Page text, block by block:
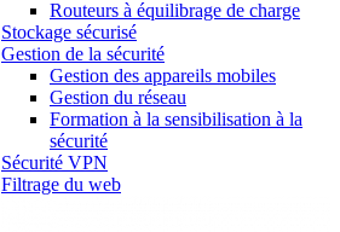
Routeurs à équilibrage de charge
Stockage sécurisé
Gestion de la sécurité
Gestion des appareils mobiles
Gestion du réseau
Formation à la sensibilisation à la
sécurité
Sécurité VPN
Filtrage du web